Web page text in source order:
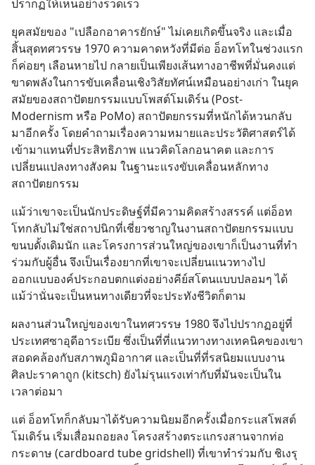
ปรากฏให้เห็นอย่างรวดเร็ว
ยุคสมัยของ "เปลือกอาคารยักษ์" ไม่เคยเกิดขึ้นจริง และเมื่อ
สิ้นสุดทศวรรษ 1970 ความคาดหวังที่มีต่อ อ็อทโทในช่วงแรก
ก็ค่อยๆ เลือนหายไป กลายเป็นเพียงเส้นทางอาชีพที่มั่นคงแต่
ขาดพลังในการขับเคลื่อนเชิงวิสัยทัศน์เหมือนอย่างเก่า ในยุค
สมัยของสถาปัตยกรรมแบบโพสต์โมเดิร์น (Post-
Modernism หรือ PoMo) สถาปัตยกรรมที่หนักได้หวนกลับ
มาอีกครั้ง โดยคำถามเรื่องความหมายและประวัติศาสตร์ได้
เข้ามาแทนที่ประสิทธิภาพ แนวคิดโลกอนาคต และการ
เปลี่ยนแปลงทางสังคม ในฐานะแรงขับเคลื่อนหลักทาง
สถาปัตยกรรม
แม้ว่าเขาจะเป็นนักประดิษฐ์ที่มีความคิดสร้างสรรค์ แต่อ็อท
โทกลับไม่ใช่สถาปนิกที่เชี่ยวชาญในงานสถาปัตยกรรมแบบ
ขนบดั้งเดิมนัก และโครงการส่วนใหญ่ของเขาก็เป็นงานที่ทำ
ร่วมกับผู้อื่น จึงเป็นเรื่องยากที่เขาจะเปลี่ยนแนวทางไป
ออกแบบองค์ประกอบตกแต่งอย่างคีย์สโตนแบบปลอมๆ ได้
แม้ว่านั่นจะเป็นหนทางเดียวที่จะประทังชีวิตก็ตาม
ผลงานส่วนใหญ่ของเขาในทศวรรษ 1980 จึงไปปรากฏอยู่ที่
ประเทศซาอุดีอาระเบีย ซึ่งเป็นที่ที่แนวทางทางเทคนิคของเขา
สอดคล้องกับสภาพภูมิอากาศ และเป็นที่ที่รสนิยมแบบงาน
ศิลปะราคาถูก (kitsch) ยังไม่รุนแรงเท่ากับที่มันจะเป็นใน
เวลาต่อมา
แต่ อ็อทโทก็กลับมาได้รับความนิยมอีกครั้งเมื่อกระแสโพสต์
โมเดิร์น เริ่มเสื่อมถอยลง โครงสร้างตระแกรงสานจากท่อ
กระดาษ (cardboard tube gridshell) ที่เขาทำร่วมกับ ชิเงรุ